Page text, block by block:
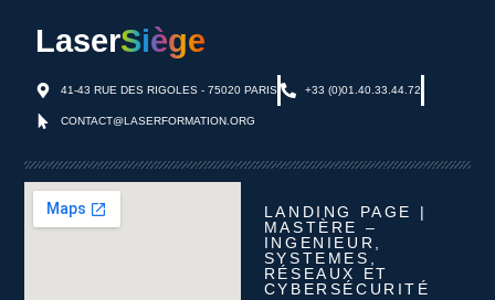
LaserSiège
41-43 RUE DES RIGOLES - 75020 PARIS +33 (0)01.40.33.44.72
CONTACT@LASERFORMATION.ORG
LANDING PAGE |
MASTÈRE –
INGENIEUR,
SYSTEMES,
RÉSEAUX ET
CYBERSÉCURITÉ